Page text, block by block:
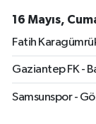
16 Mayıs,
Fatih
Gaziantep FK -
Samsunspor -